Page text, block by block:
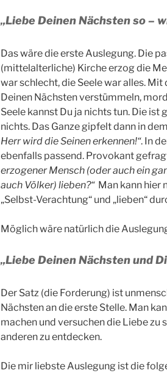
„Liebe Deinen Nächsten so –
Das wäre die erste Auslegung. Die
(mittelalterliche) Kirche erzog die
war schlecht, die Seele war alles.
Deinen Nächsten verstümmeln,
Seele kannst Du ja nichts tun. Die ist
nichts. Das Ganze gipfelt dann in
Herr wird die Seinen erkennen!“. In
ebenfalls passend. Provokant
erzogener Mensch (oder auch ein
auch Völker) lieben?“Man kann hier
„Selbst-Verachtung“ und „lieben“
Möglich wäre natürlich die
„Liebe Deinen Nächsten und
Der Satz (die Forderung) ist
Nächsten an die erste Stelle. Man
machen und versuchen die Liebe zu
anderen zu entdecken.
Die mir liebste Auslegung ist die